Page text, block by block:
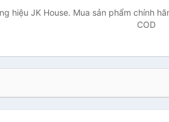
hiệu JK House. Mua sản phẩm chính
COD